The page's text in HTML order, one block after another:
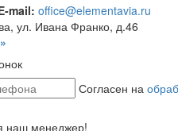
mail: office@elementavia.ru
ул. Ивана Франко, д.46
Согласен на
наш менеджер!